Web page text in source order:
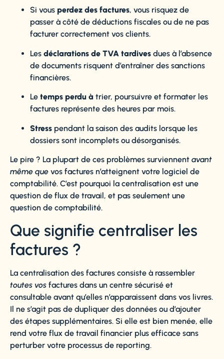
Si vous perdez des factures, vous risquez de
passer à côté de déductions fiscales ou de ne pas
facturer correctement vos clients.
Les déclarations de TVA tardives dues à l’absence
de documents risquent d’entraîner des sanctions
financières.
Le temps perdu à trier, poursuivre et formater les
factures représente des heures par mois.
Stress pendant la saison des audits lorsque les
dossiers sont incomplets ou désorganisés.
Le pire ? La plupart de ces problèmes surviennent avant
même que vos factures n’atteignent votre logiciel de
comptabilité. C’est pourquoi la centralisation est une
question de flux de travail, et pas seulement une
question de comptabilité.
Que signifie centraliser les
factures ?
La centralisation des factures consiste à rassembler
toutes vos factures dans un centre sécurisé et
consultable avant qu’elles n’apparaissent dans vos livres.
Il ne s’agit pas de dupliquer des données ou d’ajouter
des étapes supplémentaires. Si elle est bien menée, elle
rend votre flux de travail financier plus efficace sans
perturber votre processus de reporting.